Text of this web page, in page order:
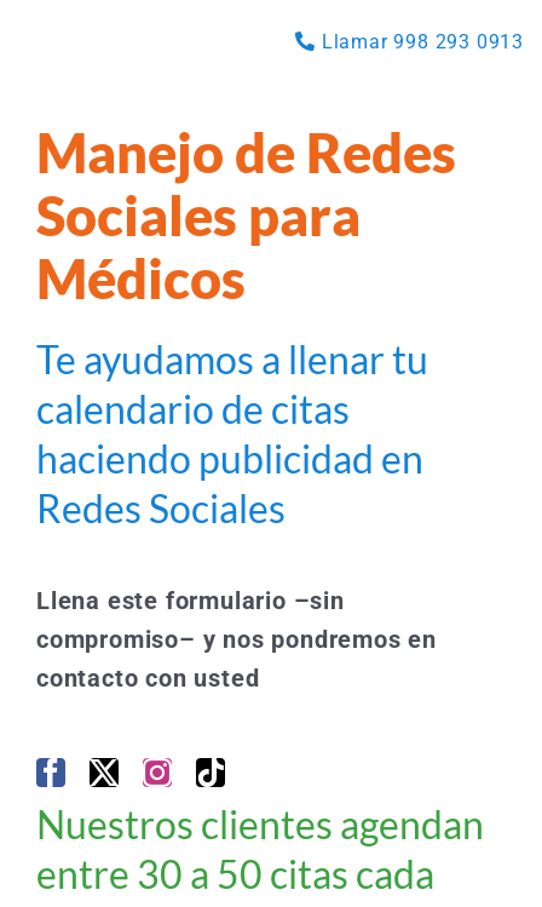
Llamar 998 293 0913
Manejo de Redes
Sociales para
Médicos
Te ayudamos a llenar tu
calendario de citas
haciendo publicidad en
Redes Sociales
Llena este formulario –sin
compromiso– y nos pondremos en
contacto con usted
Nuestros clientes agendan
entre 30 a 50 citas cada